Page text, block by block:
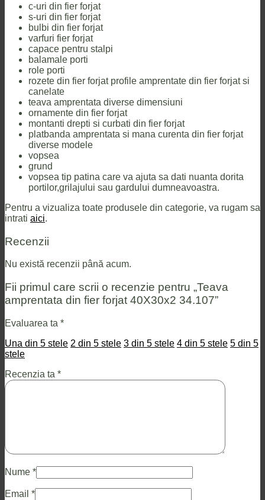
c-uri din fier forjat
s-uri din fier forjat
bulbi din fier forjat
varfuri fier forjat
capace pentru stalpi
balamale porti
role porti
rozete din fier forjat profile amprentate din fier forjat si
canelate
teava amprentata diverse dimensiuni
ornamente din fier forjat
montanti drepti si curbati din fier forjat
platbanda amprentata si mana curenta din fier forjat
diverse modele
vopsea
grund
vopsea tip patina care va ajuta sa dati nuanta dorita
portilor,grilajului sau gardului dumneavoastra.
Pentru a vizualiza toate produsele din categorie, va rugam sa
intrati aici.
Recenzii
Nu există recenzii până acum.
Fii primul care scrii o recenzie pentru „Teava
amprentata din fier forjat 40X30x2 34.107”
Evaluarea ta *
Una din 5 stele 2 din 5 stele 3 din 5 stele 4 din 5 stele 5 din 5
stele
Recenzia ta *
Nume *
Email *